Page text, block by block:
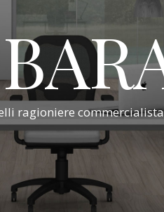
ragioniere commercialista